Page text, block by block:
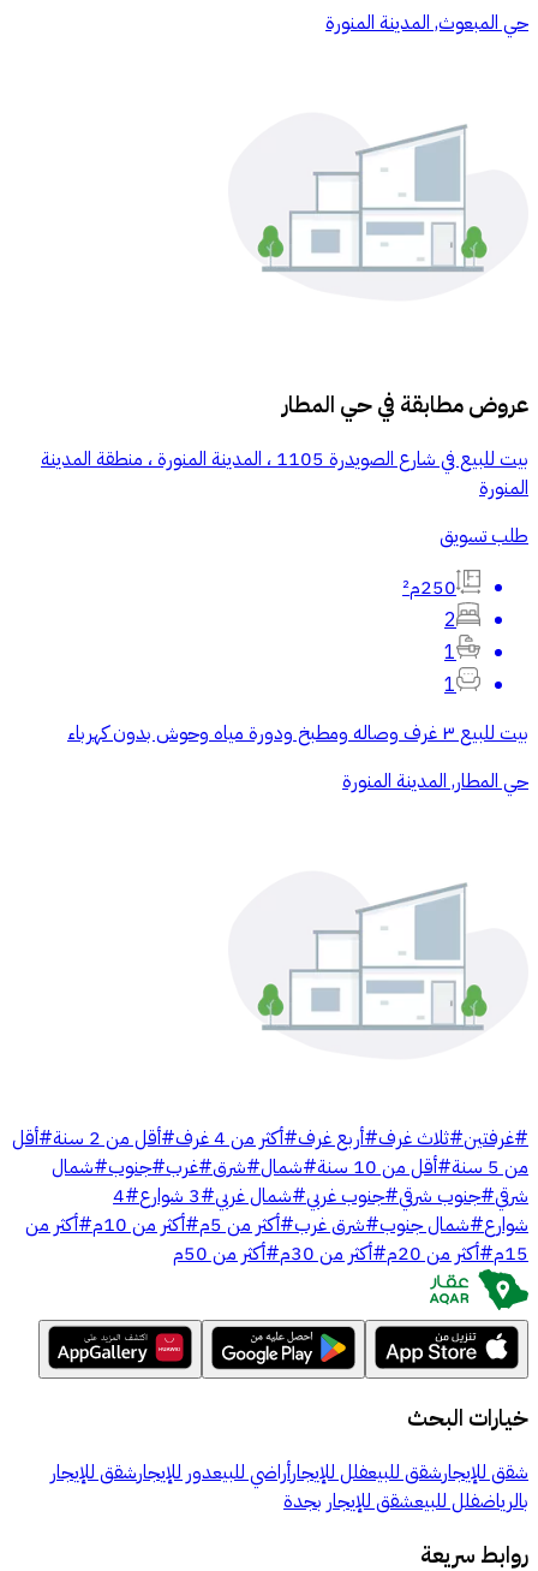
حي المبعوث, المدينة المنورة
عروض مطابقة فيحي المطار
بيت للبيع في شارع الصويدرة 1105 ، المدينة المنورة ، منطقة المدينة
المنورة
طلب تسويق
250م²
2
1
1
بيت للبيع ٣ غرف وصاله ومطبخ ودورة مياه وحوش بدون كهرباء
حي المطار, المدينة المنورة
#غرفتين#ثلاث غرف#أربع غرف#أكثر من 4 غرف #أقل من 2 سنة #أقل
من 5 سنة
#أقل من 10 سنة #شمال#شرق#غرب#جنوب#شمال
شرقي#جنوب شرقي#جنوب غربي#شمال غربي#3 شوارع #
4
شوارع#شمال جنوب#شرق غرب#أكثر من 5م #أكثر من 10م #أكثر من
15م #أكثر من 20م #أكثر من 30م #أكثر من 50م
خيارات البحث
شقق للإيجارشقق للبيعفلل للإيجارأراضي للبيعدور للإيجارشقق للإيجار
بالرياضفلل للبيعشقق للإيجار بجدة
روابط سريعة